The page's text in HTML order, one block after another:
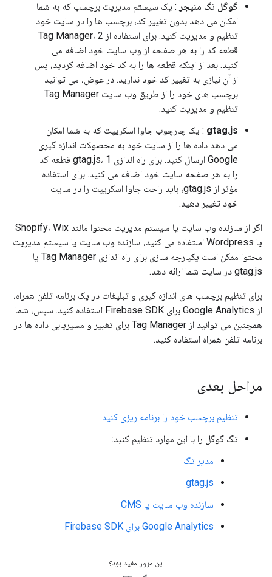
گوگل تگ منیجر : یک سیستم مدیریت برچسب که به شما
امکان می دهد بدون تغییر کد، برچسب ها را در سایت خود
تنظیم و مدیریت کنید. برای استفاده از Tag Manager، 2
قطعه کد را به هر صفحه از وب سایت خود اضافه می
کنید. بعد از اینکه قطعه ها را به کد خود اضافه کردید، پس
از آن نیازی به تغییر کد خود ندارید. در عوض، می توانید
برچسب های خود را از طریق وب سایت Tag Manager
تنظیم و مدیریت کنید.
gtag.js : یک چارچوب جاوا اسکریپت که به شما امکان
می دهد داده ها را از سایت خود به محصولات اندازه گیری
Google ارسال کنید. برای راه اندازی gtag.js، 1 قطعه کد
را به هر صفحه سایت خود اضافه می کنید. برای استفاده
مؤثر از gtag.js، باید راحت جاوا اسکریپت را در سایت
خود تغییر دهید.
اگر از سازنده وب سایت یا سیستم مدیریت محتوا مانند Shopify، Wix
یا Wordpress استفاده می کنید، سازنده وب سایت یا سیستم مدیریت
محتوا ممکن است یکپارچه سازی برای راه اندازی Tag Manager یا
gtag.js در سایت شما ارائه دهد.
برای تنظیم برچسب های اندازه گیری و تبلیغات در یک برنامه تلفن همراه،
از Google Analytics برای Firebase SDK استفاده کنید. سپس، شما
همچنین می توانید از Tag Manager برای تغییر و مسیریابی داده ها در
برنامه تلفن همراه استفاده کنید.
مراحل بعدی
تنظیم برچسب خود را برنامه ریزی کنید
تگ گوگل را با این موارد تنظیم کنید:
مدیر تگ
gtag.js
سازنده وب سایت یا CMS
Google Analytics برای Firebase SDK
این مرور مفید بود؟